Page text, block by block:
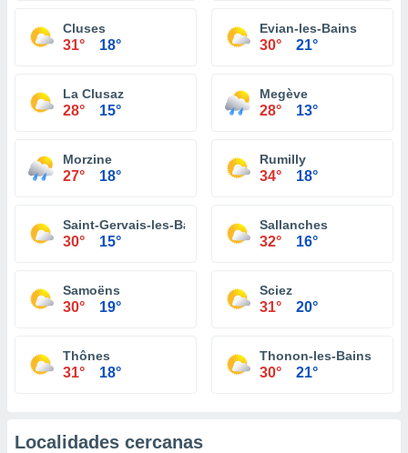
Cluses
31° 18°
Evian-les-Bains
30° 21°
La Clusaz
28° 15°
Megève
28° 13°
Morzine
27° 18°
Rumilly
34° 18°
Saint-Gervais-les-Bains
30° 15°
Sallanches
32° 16°
Samoëns
30° 19°
Sciez
31° 20°
Thônes
31° 18°
Thonon-les-Bains
30° 21°
Localidades cercanas